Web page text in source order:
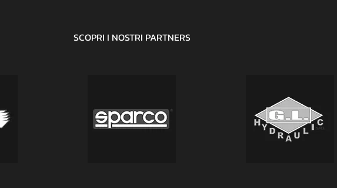
SCOPRI I NOSTRI PARTNERS